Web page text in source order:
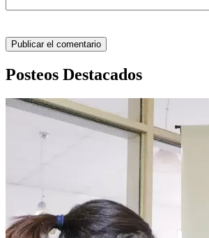
Posteos Destacados